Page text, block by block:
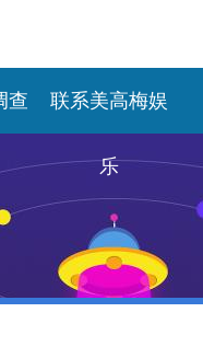
查 联系美高梅娱
乐